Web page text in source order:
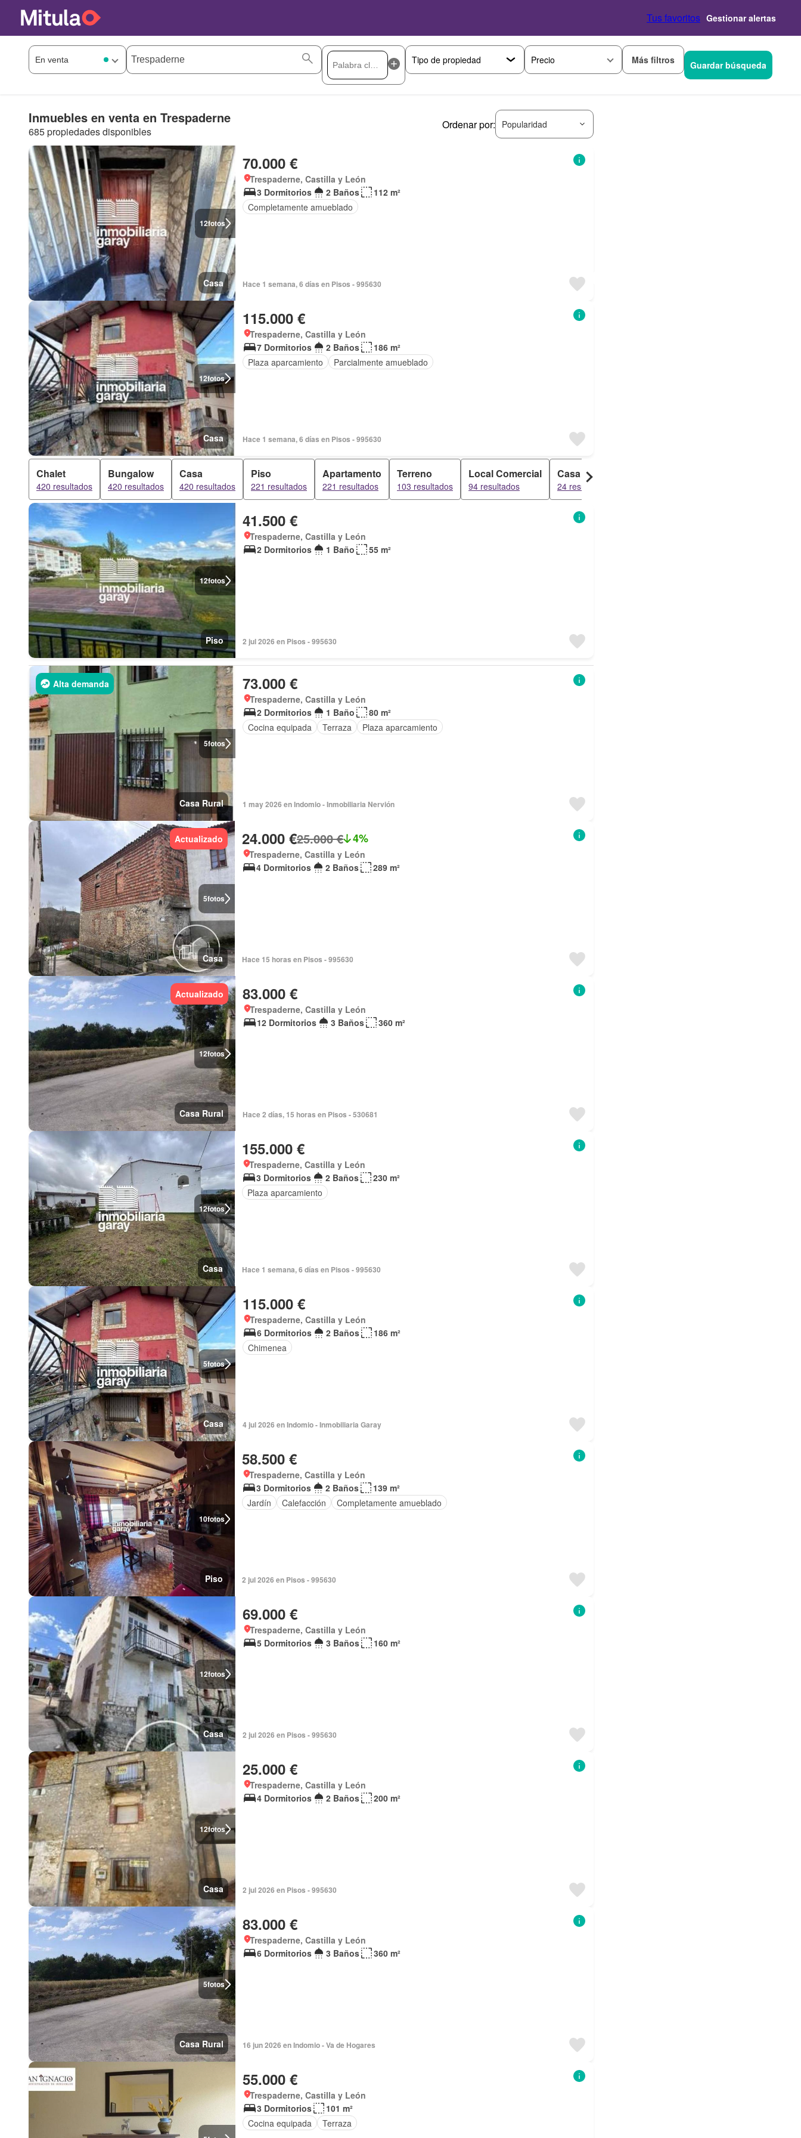
Tus favoritos Gestionar alertas
Precio Más filtros Guardar búsqueda
Inmuebles en venta en Trespaderne
685 propiedades disponibles
Ordenar por: Popularidad
12fotos
Casa
70.000 €
Trespaderne, Castilla y León
3 Dormitorios
2 Baños
112 m²
Completamente amueblado
Hace 1 semana, 6 días en Pisos - 995630
12fotos
Casa
115.000 €
Trespaderne, Castilla y León
7 Dormitorios
2 Baños
186 m²
Plaza aparcamiento
Parcialmente amueblado
Hace 1 semana, 6 días en Pisos - 995630
Chalet
420 resultados
Bungalow
420 resultados
Casa
420 resultados
Piso
221 resultados
Apartamento
221 resultados
Terreno
103 resultados
Local Comercial
94 resultados
Casa Rural
24 resultados
12fotos
Piso
41.500 €
Trespaderne, Castilla y León
2 Dormitorios
1 Baño 55 m²
2 jul 2026 en Pisos - 995630
5fotos
Alta demanda
Casa Rural
73.000 €
Trespaderne, Castilla y León
2 Dormitorios
1 Baño
80 m²
Cocina equipada
Terraza Plaza aparcamiento
1 may 2026 en Indomio - Inmobiliaria Nervión
5fotos
Actualizado
Casa
24.000 €25.000 € 4%
Trespaderne, Castilla y León
4 Dormitorios
2 Baños 289 m²
Hace 15 horas en Pisos - 995630
12fotos
Actualizado
Casa Rural
83.000 €
Trespaderne, Castilla y León
12 Dormitorios
3 Baños 360 m²
Hace 2 días, 15 horas en Pisos - 530681
12fotos
Casa
155.000 €
Trespaderne, Castilla y León
3 Dormitorios
2 Baños
230 m²
Plaza aparcamiento
Hace 1 semana, 6 días en Pisos - 995630
5fotos
Casa
115.000 €
Trespaderne, Castilla y León
6 Dormitorios
2 Baños
186 m²
Chimenea
4 jul 2026 en Indomio - Inmobiliaria Garay
10fotos
Piso
58.500 €
Trespaderne, Castilla y León
3 Dormitorios
2 Baños
139 m²
Jardín
Calefacción Completamente amueblado
2 jul 2026 en Pisos - 995630
12fotos
Casa
69.000 €
Trespaderne, Castilla y León
5 Dormitorios
3 Baños 160 m²
2 jul 2026 en Pisos - 995630
12fotos
Casa
25.000 €
Trespaderne, Castilla y León
4 Dormitorios
2 Baños 200 m²
2 jul 2026 en Pisos - 995630
5fotos
Casa Rural
83.000 €
Trespaderne, Castilla y León
6 Dormitorios
3 Baños 360 m²
16 jun 2026 en Indomio - Va de Hogares
55.000 €
Trespaderne, Castilla y León
3 Dormitorios
101 m²
Cocina equipada
Terraza